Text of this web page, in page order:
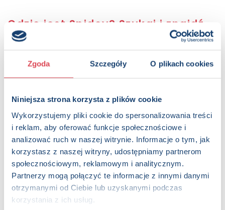
Zgoda Szczegóły O plikach cookies
Niniejsza strona korzysta z plików cookie
Wykorzystujemy pliki cookie do spersonalizowania treści
i reklam, aby oferować funkcje społecznościowe i
analizować ruch w naszej witrynie. Informacje o tym, jak
korzystasz z naszej witryny, udostępniamy partnerom
społecznościowym, reklamowym i analitycznym.
Partnerzy mogą połączyć te informacje z innymi danymi
otrzymanymi od Ciebie lub uzyskanymi podczas
korzystania z ich usług.
Gdzie jest Spidey? Szukaj i znajdź
Spider-Mana! Marvel Spider-Man
Sugerowana cena detaliczna:19.99 PLN
KUP NA SWIATKSIAZKI.PL
KUP NA KSIAZKI.PL
OPIS
Banda czarnych charakterów sieje postrach i zniszczenie w
Nowym Jorku. Powstrzymać ich może tylko Spider-Man! Ale
gdzie on się podział? Wypatrz go w tłumie, zanim całe
miasto pogrąży się w chaosie… Ćwicz spostrzegawczość i
dobrze się baw!